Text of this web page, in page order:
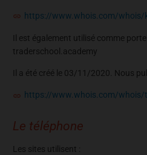
https://www.whois.com/whois/
Il est également utilisé comme
traderschool.academy
Il a été créé le 03/11/2020. Nous
https://www.whois.com/whois/
Le téléphone
Les sites utilisent :